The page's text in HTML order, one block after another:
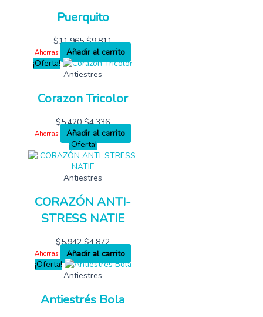
Puerquito
$11,965 $9,811
Ahorras
Añadir al carrito
¡Oferta!
Antiestres
Corazon Tricolor
$5,420 $4,336
Ahorras
Añadir al carrito
¡Oferta!
Antiestres
CORAZÓN ANTI-
STRESS NATIE
$5,942 $4,872
Ahorras
Añadir al carrito
¡Oferta!
Antiestres
Antiestrés Bola